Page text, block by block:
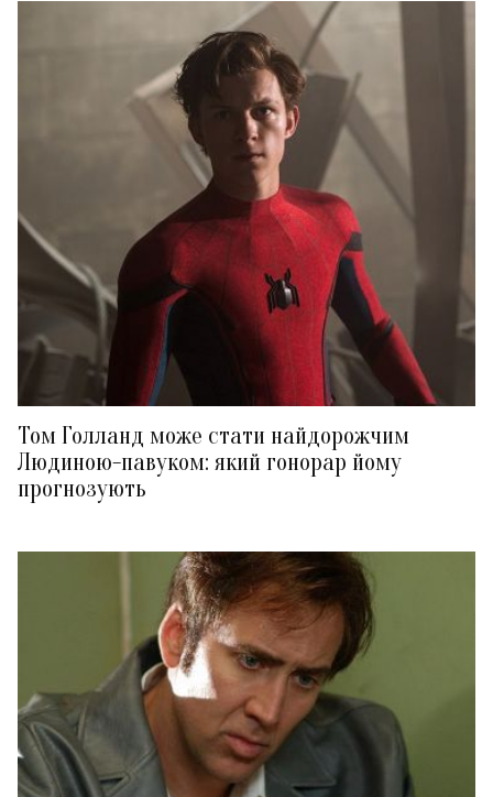
Том Голланд може стати найдорожчим
Людиною-павуком: який гонорар йому
прогнозують